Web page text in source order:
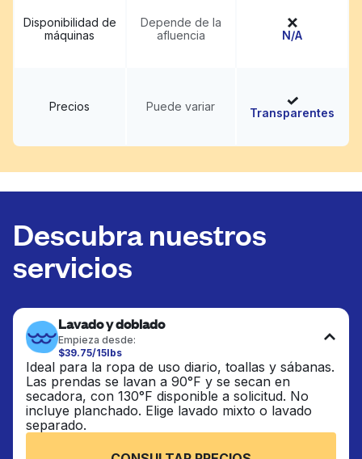
Disponibilidad de
máquinas
Depende de la
afluencia
N/A
Precios Puede variar Transparentes
Descubra nuestros
servicios
Lavado y doblado
Empieza desde:
$39.75/15lbs
Ideal para la ropa de uso diario, toallas y sábanas.
Las prendas se lavan a 90°F y se secan en
secadora, con 130°F disponible a solicitud. No
incluye planchado. Elige lavado mixto o lavado
separado.